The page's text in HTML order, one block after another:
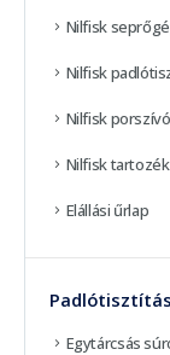
Nilfisk
Nilfisk
Nilfisk
Nilfisk
Elállási űrlap
Padlótisztítás
Egytárcsás